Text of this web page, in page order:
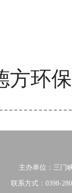
方环
主办单位：三门
联系方式：0398-